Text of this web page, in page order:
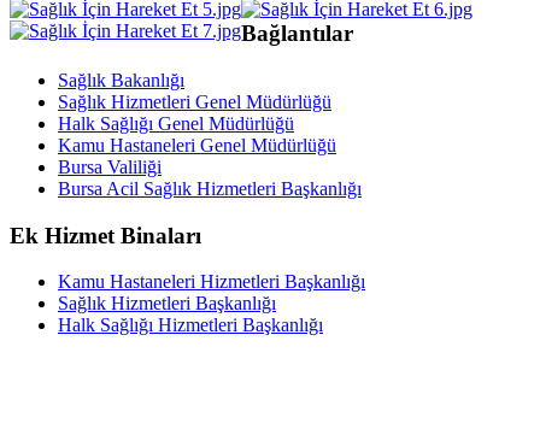
Bağlantılar
Sağlık Bakanlığı
Sağlık Hizmetleri Genel Müdürlüğü
Halk Sağlığı Genel Müdürlüğü
Kamu Hastaneleri Genel Müdürlüğü
Bursa Valiliği
Bursa Acil Sağlık Hizmetleri Başkanlığı
Ek Hizmet Binaları
Kamu Hastaneleri Hizmetleri Başkanlığı
Sağlık Hizmetleri Başkanlığı
Halk Sağlığı Hizmetleri Başkanlığı